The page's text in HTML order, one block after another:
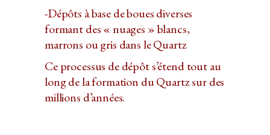
-Dépôts à base de boues diverses
formant des « nuages » blancs,
marrons ou gris dans le Quartz
Ce processus de dépôt s’étend tout au
long de la formation du Quartz sur des
millions d’années.